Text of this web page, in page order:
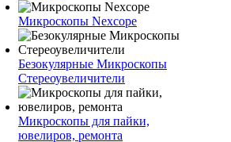
Микроскопы Nexcope
Безокулярные Микроскопы
Стереоувеличители
Микроскопы для пайки,
ювелиров, ремонта